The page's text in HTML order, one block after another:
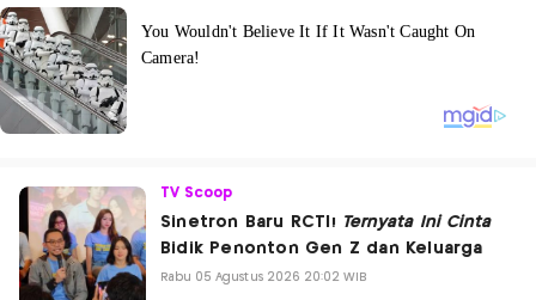
TV Scoop
Sinetron Baru RCTI! Ternyata Ini Cinta
Bidik Penonton Gen Z dan Keluarga
Rabu 05 Agustus 2026 20:02 WIB